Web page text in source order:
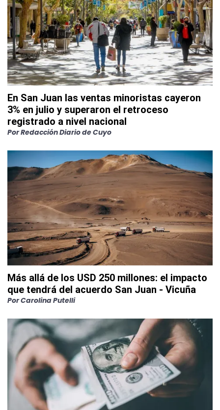
En San Juan las ventas minoristas cayeron
3% en julio y superaron el retroceso
registrado a nivel nacional
PorRedacción Diario de Cuyo
Más allá de los USD 250 millones: el impacto
que tendrá del acuerdo San Juan - Vicuña
PorCarolina Putelli